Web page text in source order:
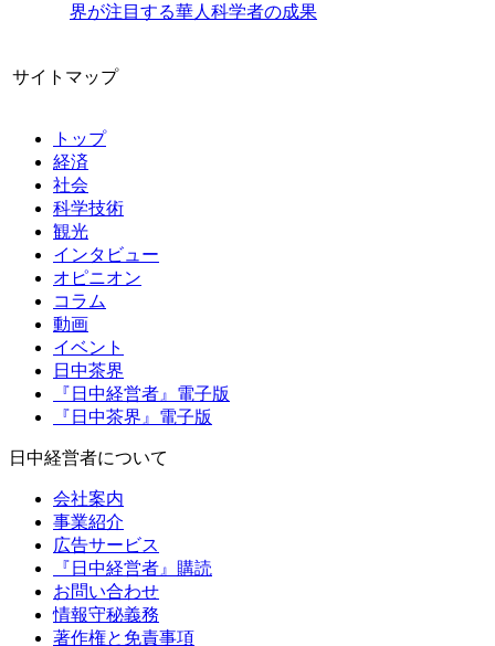
界が注目する華人科学者の成果
サイトマップ
トップ
経済
社会
科学技術
観光
インタビュー
オピニオン
コラム
動画
イベント
日中茶界
『日中経営者』電子版
『日中茶界』電子版
日中経営者について
会社案内
事業紹介
広告サービス
『日中経営者』購読
お問い合わせ
情報守秘義務
著作権と免責事項